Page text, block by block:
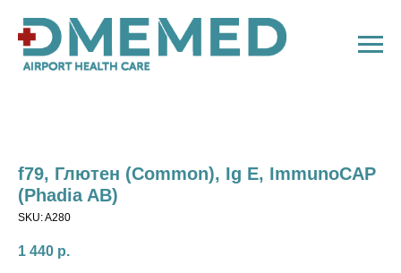
f79, Глютен (Common), Ig E, ImmunoCAP
(Phadia AB)
SKU:A280
1 440 р.